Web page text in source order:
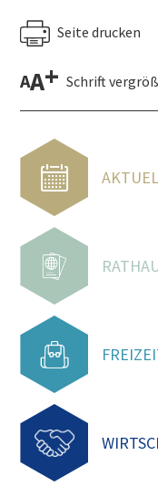
Seite drucken
AA+ Schrift